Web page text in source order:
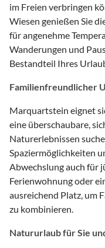
im Freien verbringen
Wiesen genießen Sie
für angenehme
Wanderungen und
Bestandteil Ihres
Familienfreundlicher
Marquartstein eignet
eine überschaubare,
Naturerlebnissen
Spaziermöglichkeiten
Abwechslung auch für
Ferienwohnung oder
ausreichend Platz, um
zu kombinieren.
Natururlaub für Sie